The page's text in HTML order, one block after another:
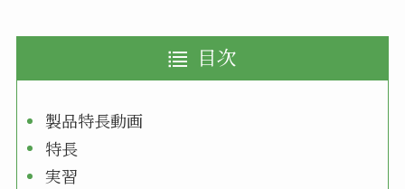
目次
製品特長動画
特長
実習